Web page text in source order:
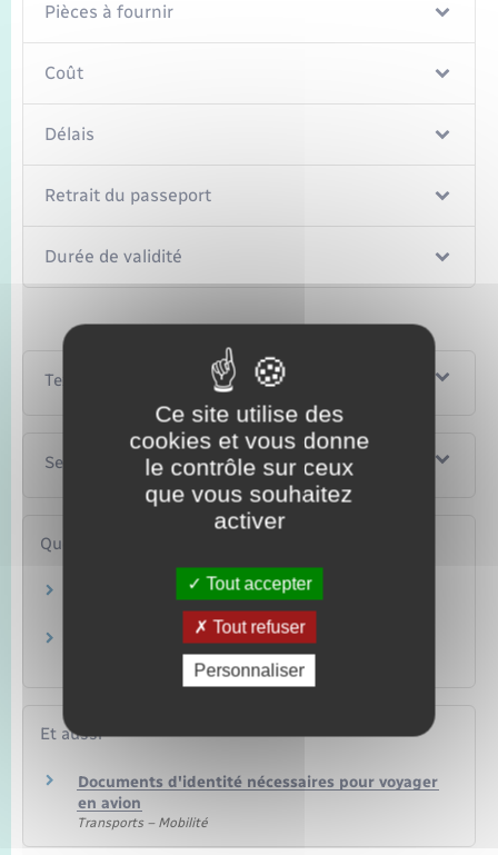
Pièces à fournir
Coût
Délais
Retrait du passeport
Durée de validité
Textes de référence
Services en ligne et formulaires
Questions ? Réponses !
Quels recours si ma demande de passeport
n'aboutit pas ?
Voyage aux USA : quelles sont les formalités
(passeport, Esta, visa…) ?
Et aussi
Documents d'identité nécessaires pour voyager
en avion
Transports – Mobilité
Ce site utilise des
cookies et vous donne
le contrôle sur ceux
que vous souhaitez
activer
Tout accepter
Tout refuser
Personnaliser